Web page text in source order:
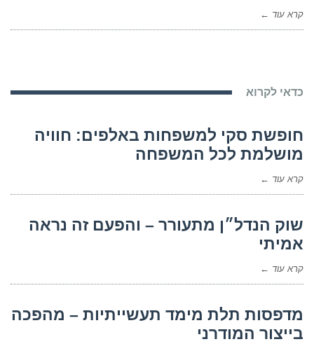
קרא עוד ←
כדאי לקרוא
חופשת סקי למשפחות באלפים: חוויה
מושלמת לכל המשפחה
קרא עוד ←
שוק הנדל״ן מתעורר – והפעם זה נראה
אמיתי
קרא עוד ←
מדפסות תלת מימד תעשייתיות – מהפכה
בייצור המודרני